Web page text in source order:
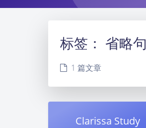
标签： 省略句
1 篇文章
Clarissa Study